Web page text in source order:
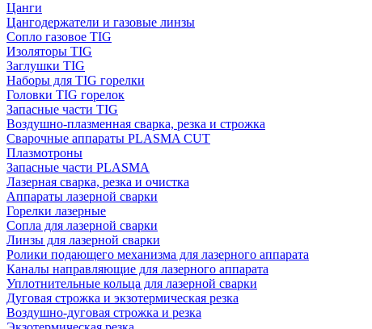
Цанги
Цангодержатели и газовые линзы
Сопло газовое TIG
Изоляторы TIG
Заглушки TIG
Наборы для TIG горелки
Головки TIG горелок
Запасные части TIG
Воздушно-плазменная сварка, резка и строжка
Сварочные аппараты PLASMA CUT
Плазмотроны
Запасные части PLASMA
Лазерная сварка, резка и очистка
Аппараты лазерной сварки
Горелки лазерные
Сопла для лазерной сварки
Линзы для лазерной сварки
Ролики подающего механизма для лазерного аппарата
Каналы направляющие для лазерного аппарата
Уплотнительные кольца для лазерной сварки
Дуговая строжка и экзотермическая резка
Воздушно-дуговая строжка и резка